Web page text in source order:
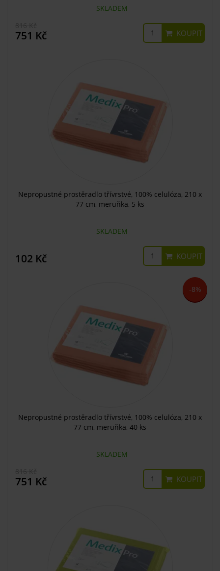
SKLADEM
751 Kč KOUPIT
Nepropustné prostěradlo třívrstvé, 100% celulóza, 210 x
77 cm, meruňka, 5 ks
SKLADEM
102 Kč KOUPIT
-8%
Nepropustné prostěradlo třívrstvé, 100% celulóza, 210 x
77 cm, meruňka, 40 ks
SKLADEM
751 Kč KOUPIT